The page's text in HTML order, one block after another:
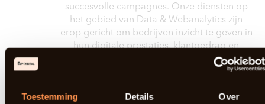
Toestemming Details Over
succesvolle campagnes. Onze diensten op
het gebied van Data & Webanalytics zijn
erop gericht om bedrijven inzicht te geven in
hun digitale prestaties, klantgedrag en
groeimogelijkheden. Met een data-gedreven
aanpak zorgen we ervoor dat jouw
maar ook optimaal effectief zijn en